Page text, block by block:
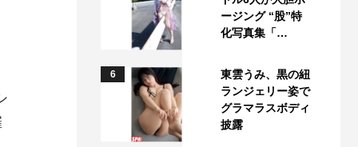
ージング “股”特
化写真集「…
6
東雲うみ、黒の紐
ランジェリー姿で
グラマラスボディ
披露